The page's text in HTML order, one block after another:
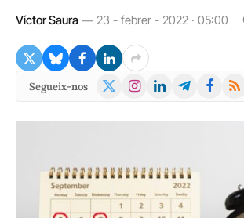
Víctor Saura 23 - febrer - 2022 · 05:00
Segueix-nos
X
Instagram
LinkedInTelegramFacebook
RSS